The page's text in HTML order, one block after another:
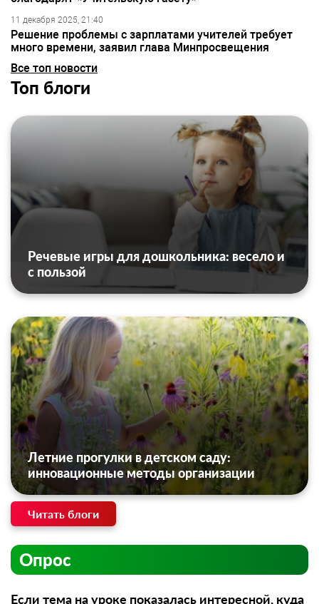
11 декабря 2025, 21:40
Решение проблемы с зарплатами учителей требует
много времени, заявил глава Минпросвещения
Все топ новости
Топ блоги
Речевые игры для дошкольника: весело и
с пользой
Летние прогулки в детском саду:
инновационные методы организации
Читать блоги
Опрос
Если тема на уроке показалась интересной, куда